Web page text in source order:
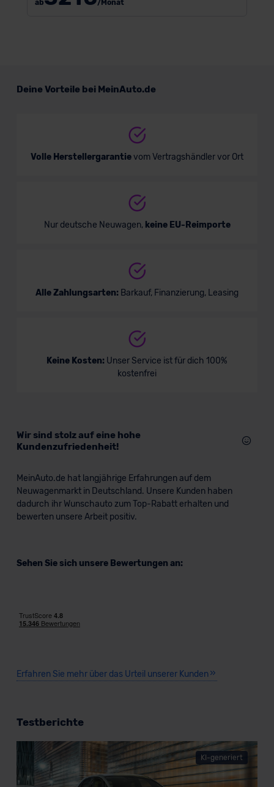
ab /Monat
Deine Vorteile bei MeinAuto.de
Volle Herstellergarantievom Vertragshändler vor Ort
Nur deutsche Neuwagen, keine EU-Reimporte
Alle Zahlungsarten: Barkauf, Finanzierung, Leasing
Keine Kosten: Unser Service ist für dich 100%
kostenfrei
Wir sind stolz auf eine hohe
Kundenzufriedenheit!
MeinAuto.de hat langjährige Erfahrungen auf dem
Neuwagenmarkt in Deutschland. Unsere Kunden haben
dadurch ihr Wunschauto zum Top-Rabatt erhalten und
bewerten unsere Arbeit positiv.
Sehen Sie sich unsere Bewertungen an:
Erfahren Sie mehr über das Urteil unserer Kunden
Testberichte
KI-generiert